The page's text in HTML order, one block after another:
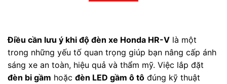
Điều cần lưu ý khi độ đèn xe Honda HR-V là một
trong những yếu tố quan trọng giúp bạn nâng cấp ánh
sáng xe an toàn, hiệu quả và thẩm mỹ. Việc lắp đặt
đèn bi gầm hoặc đèn LED gầm ô tô đúng kỹ thuật